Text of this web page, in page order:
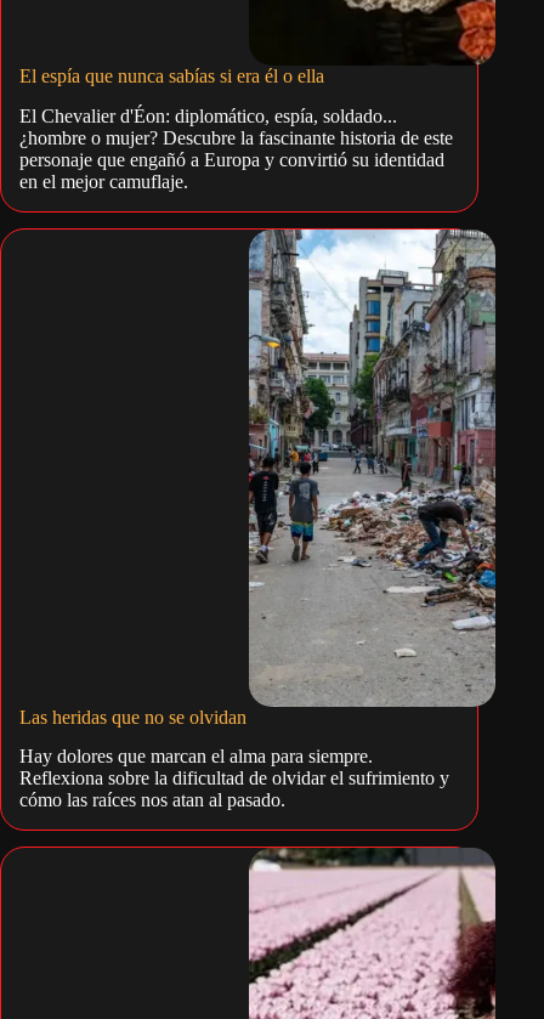
El espía que nunca sabías si era él o ella
El Chevalier d'Éon: diplomático, espía, soldado...
¿hombre o mujer? Descubre la fascinante historia de este
personaje que engañó a Europa y convirtió su identidad
en el mejor camuflaje.
Las heridas que no se olvidan
Hay dolores que marcan el alma para siempre.
Reflexiona sobre la dificultad de olvidar el sufrimiento y
cómo las raíces nos atan al pasado.